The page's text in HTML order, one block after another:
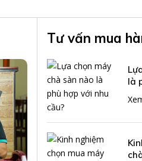
Tư vấn mua
là